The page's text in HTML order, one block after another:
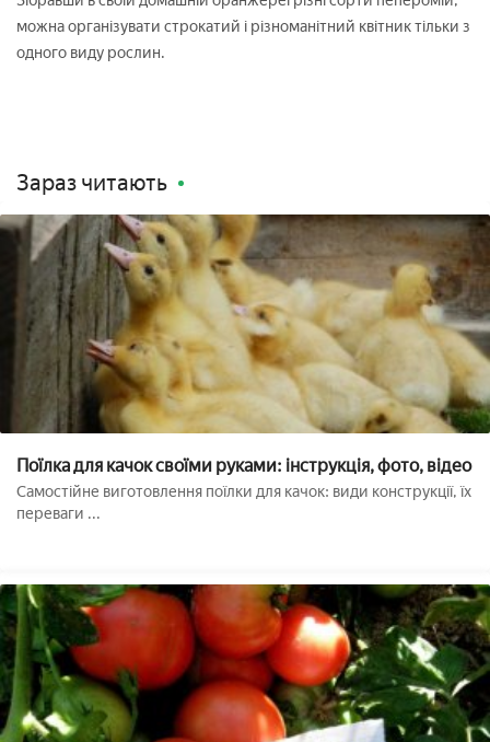
можна організувати строкатий і різноманітний квітник тільки з
одного виду рослин.
Зараз читають
Поїлка для качок своїми руками: інструкція, фото, відео
Самостійне виготовлення поїлки для качок: види конструкції, їх
переваги ...